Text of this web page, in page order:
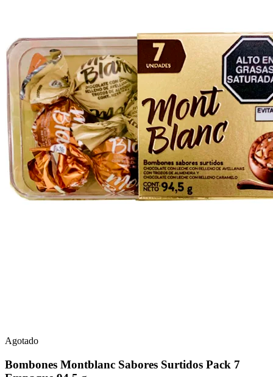
Agotado
Bombones Montblanc Sabores Surtidos Pack 7